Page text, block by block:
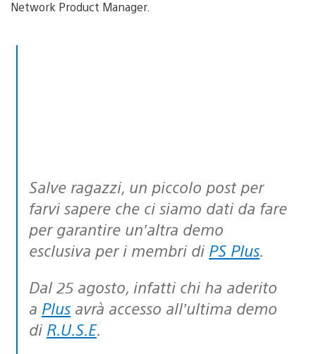
Network Product Manager.
Salve ragazzi, un piccolo post per
farvi sapere che ci siamo dati da fare
per garantire un’altra demo
esclusiva per i membri di PS Plus.
Dal 25 agosto, infatti chi ha aderito
a Plus avrà accesso all’ultima demo
di R.U.S.E.